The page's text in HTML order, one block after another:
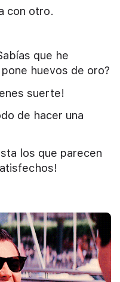
con otro.
que he
huevos de oro?
suerte!
de hacer una
los que parecen